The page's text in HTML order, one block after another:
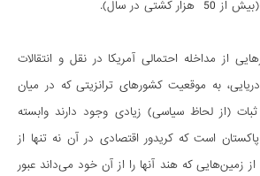
در سال).
از مداخله احتمالی آمریکا در نقل و انتقالات
به موقعیت کشورهای ترانزیتی که در میان
(از لحاظ سیاسی) زیادی وجود دارند وابسته
است که کریدور اقتصادی در آن نه تنها از
زمین‌هایی که هند آنها را از آن خود می‌داند عبور